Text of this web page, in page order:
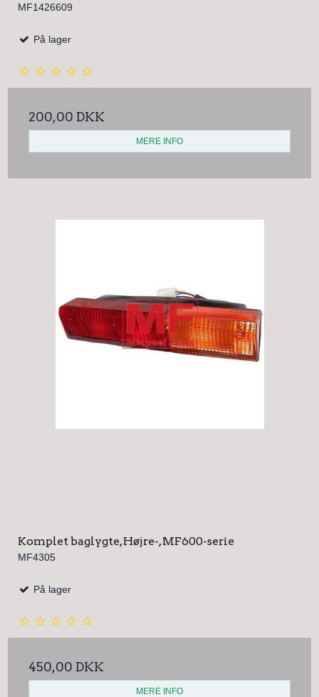
MF1426609
På lager
200,00 DKK
MERE INFO
Komplet baglygte, Højre-, MF600-serie
MF4305
På lager
450,00 DKK
MERE INFO